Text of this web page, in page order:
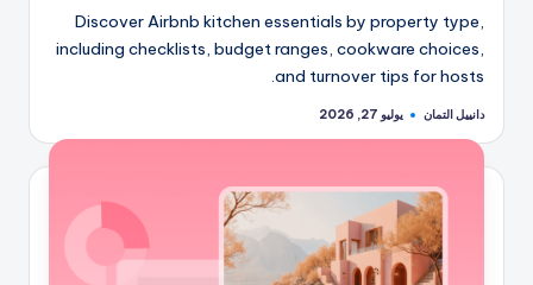
Discover Airbnb kitchen essentials by property type,
including checklists, budget ranges, cookware choices,
and turnover tips for hosts.
تمّ
بواسطة
دانييل التمان يوليو 27, 2026